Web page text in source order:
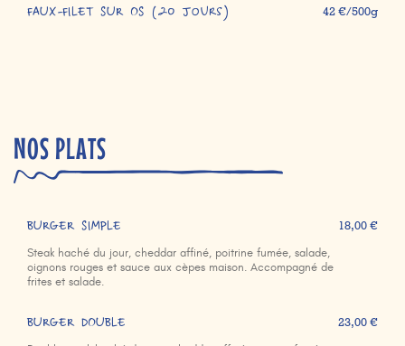
FAUX-FILET SUR OS (20 jours) 42 €/500g
NOS PLATS
BURGER SIMPLE
Steak haché du jour, cheddar affiné, poitrine fumée, salade,
oignons rouges et sauce aux cèpes maison. Accompagné de
frites et salade.
18,00 €
BURGER DOUBLE 23,00 €